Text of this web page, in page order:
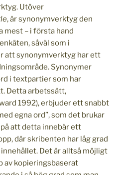
Utöver
, är synonymverktyg den
mest – i första hand
såväl som i
att synonymverktyg har ett
Synonymer
i textpartier som har
Detta arbetssätt,
1992), erbjuder ett snabbt
egna ord”, som det brukar
att detta innebär ett
där skribenten har låg grad
Det är alltså möjligt
av kopieringsbaserat